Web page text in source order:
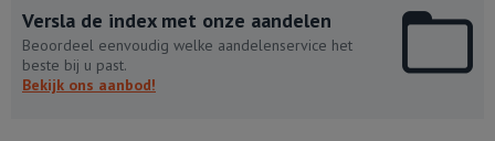
Versla de index met onze aandelen
Beoordeel eenvoudig welke aandelenservice het
beste bij u past.
Bekijk ons aanbod!